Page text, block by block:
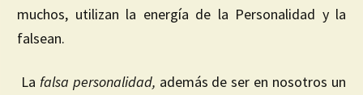
muchos, utilizan la energía de la Personalidad y la
falsean.
La falsa personalidad, además de ser en nosotros un